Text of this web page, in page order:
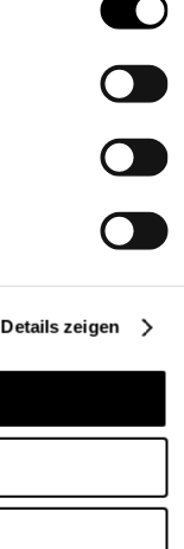
Details zeigen